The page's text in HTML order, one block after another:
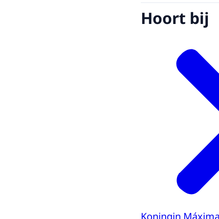
Hoort bij